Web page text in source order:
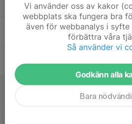
17:30
Armborst träning
Utomhusbanan
Vi använder oss av kakor
webbplats ska fungera bra
även för webbanalys i
förbättra våra
Så använder vi
Godkänn alla
Bara